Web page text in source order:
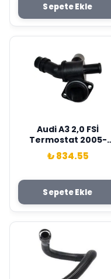
Sepete Ekle
Audi A3 2,0 FSİ
Termostat 2005-
Wisco Marka
₺ 834.55
Sepete Ekle